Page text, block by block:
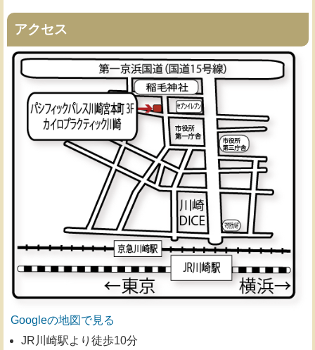
アクセス
Googleの地図で見る
JR川崎駅より徒歩10分